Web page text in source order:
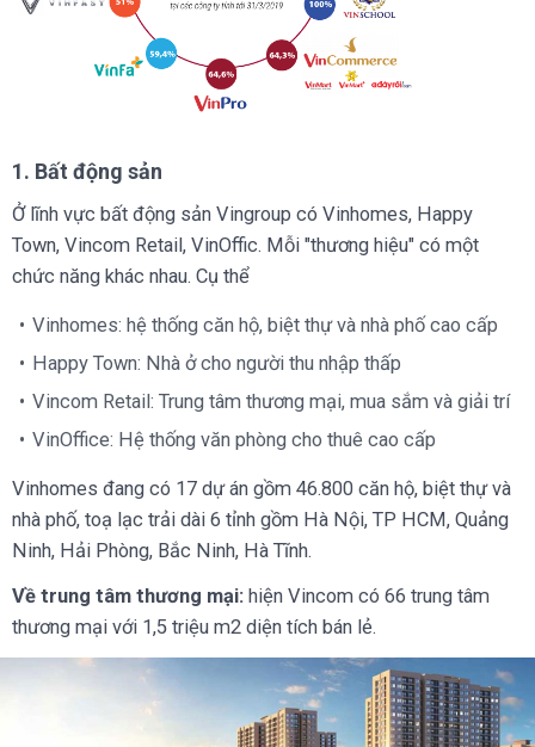
1. Bất động sản
Ở lĩnh vực bất động sản Vingroup có Vinhomes, Happy
Town, Vincom Retail, VinOffic. Mỗi "thương hiệu" có một
chức năng khác nhau. Cụ thể
Vinhomes: hệ thống căn hộ, biệt thự và nhà phố cao cấp
Happy Town: Nhà ở cho người thu nhập thấp
Vincom Retail: Trung tâm thương mại, mua sắm và giải trí
VinOffice: Hệ thống văn phòng cho thuê cao cấp
Vinhomes đang có 17 dự án gồm 46.800 căn hộ, biệt thự và
nhà phố, toạ lạc trải dài 6 tỉnh gồm Hà Nội, TP HCM, Quảng
Ninh, Hải Phòng, Bắc Ninh, Hà Tĩnh.
Về trung tâm thương mại: hiện Vincom có 66 trung tâm
thương mại với 1,5 triệu m2 diện tích bán lẻ.